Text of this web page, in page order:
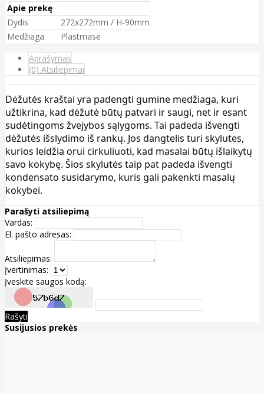
Apie prekę
Dydis
272x272mm / H-90mm
Medžiaga
Plastmasė
Aprašymas
(0) Atsiliepimai
Dėžutės kraštai yra padengti gumine medžiaga, kuri
užtikrina, kad dėžutė būtų patvari ir saugi, net ir esant
sudėtingoms žvejybos sąlygoms. Tai padeda išvengti
dėžutės išslydimo iš rankų. Jos dangtelis turi skylutes,
kurios leidžia orui cirkuliuoti, kad masalai būtų išlaikytų
savo kokybę. Šios skylutės taip pat padeda išvengti
kondensato susidarymo, kuris gali pakenkti masalų
kokybei.
Parašyti atsiliepimą
Vardas:
El. pašto adresas:
Atsiliepimas:
Įvertinimas:
Įveskite saugos kodą:
Rašyti
Susijusios prekės